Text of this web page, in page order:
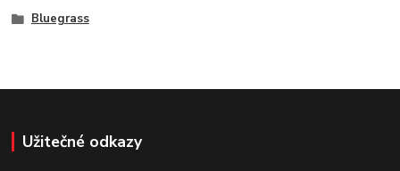
Bluegrass
Užitečné odkazy